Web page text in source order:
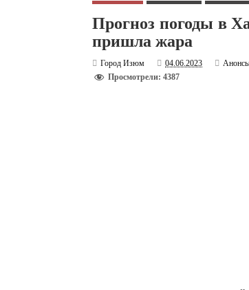
Прогноз погоды в
пришла жара
Город Изюм 04.06.2023
Просмотрели: 4387